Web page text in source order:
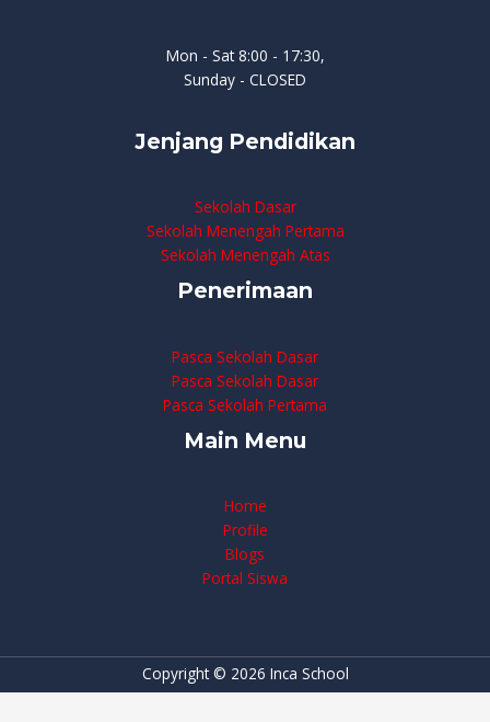
Mon - Sat 8:00 - 17:30,
Sunday - CLOSED
Jenjang Pendidikan
Sekolah Dasar
Sekolah Menengah Pertama
Sekolah Menengah Atas
Penerimaan
Pasca Sekolah Dasar
Pasca Sekolah Dasar
Pasca Sekolah Pertama
Main Menu
Home
Profile
Blogs
Portal Siswa
Copyright © 2026 Inca School